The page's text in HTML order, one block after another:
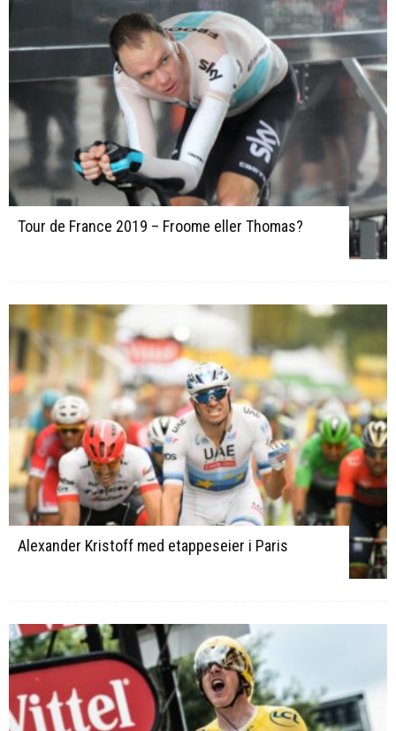
Tour de France 2019 – Froome eller Thomas?
Alexander Kristoff med etappeseier i Paris